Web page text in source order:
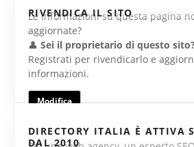
RIVENDICA IL SITO
Le informazioni su questa pagina
aggiornate?
👤 Sei il proprietario di questo
Registrati per rivendicarlo e
informazioni.
Modifica
DIRECTORY ITALIA È ATTIVA
DAL 2010